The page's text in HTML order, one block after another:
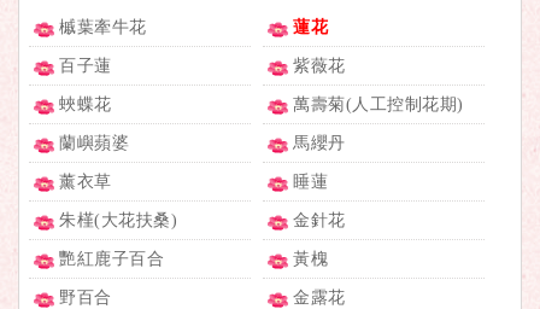
槭葉牽牛花
蓮花
百子蓮
紫薇花
蛺蝶花
萬壽菊(人工控制花期)
蘭嶼蘋婆
馬纓丹
薰衣草
睡蓮
朱槿(大花扶桑)
金針花
艷紅鹿子百合
黃槐
野百合
金露花